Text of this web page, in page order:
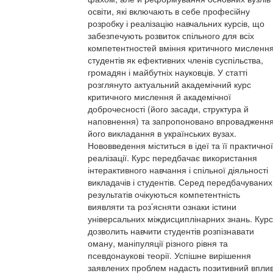
освіти, які включають в себе професійну
розробку і реалізацію навчальних курсів, що
забезпечують розвиток спільного для всіх
компетентностей вміння критичного
студентів як ефективних членів суспільства,
громадян і майбутніх науковців. У статті
розглянуто актуальний академічний курс
критичного мислення й академічної
доброчесності (його засади, структура й
наповнення) та запропоновано
його викладання в українських вузах.
Нововведення міститься в ідеї та її практичної
реалізації. Курс передбачає використання
інтерактивного навчання і спільної діяльності
викладачів і студентів. Серед передбачуваних
результатів очікуються компетентність
виявляти та роз’ясняти ознаки істини
універсальних міждисциплінарних знань. Курс
дозволить навчити студентів розпізнавати
оману, маніпуляції різного рівня та
псевдонаукові теорії. Успішне вирішення
заявлених проблем надасть позитивний